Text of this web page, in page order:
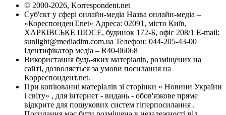
© 2000-2026, Korrespondent.net
Суб'єкт у сфері онлайн-медіа Назва онлайн-медіа –
«КореспонденТ.net» Адреса: 02091, місто Київ,
ХАРКІВСЬКЕ ШОСЕ, будинок 172-Б, офіс 208/1 E-mail:
sunlight@mediadim.com.ua Телефон: 044-205-43-00
Ідентифікатор медіа – R40-06068
Використання будь-яких матеріалів, розміщених на
сайті, дозволяється за умови посилання на
Корреспондент.net.
При копіюванні матеріалів зі сторінки « Новини України
і світу» , для інтернет - видань - обов'язкове пряме
відкрите для пошукових систем гіперпосилання .